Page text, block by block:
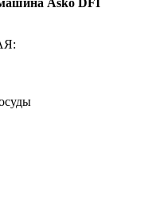
Asko DFI